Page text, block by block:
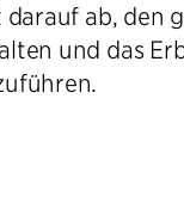
darauf ab, den
und das